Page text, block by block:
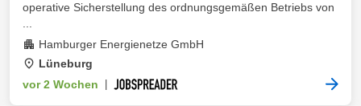
operative Sicherstellung des ordnungsgemäßen Betriebs von
Hamburger Energienetze GmbH
Lüneburg
vor 2 Wochen